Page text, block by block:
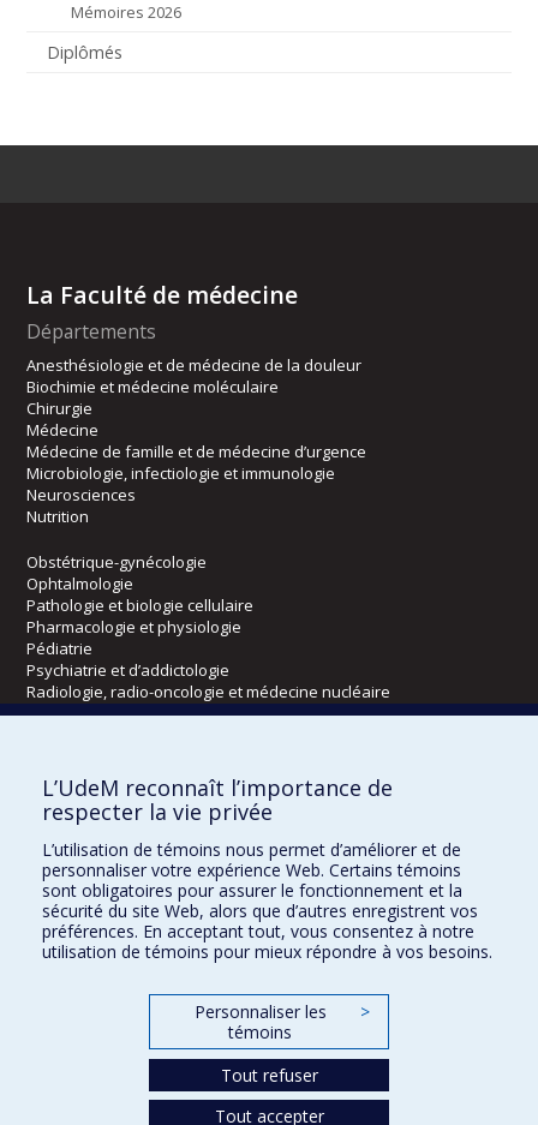
Mémoires 2026
Diplômés
La Faculté de médecine
Départements
Anesthésiologie et de médecine de la douleur
Biochimie et médecine moléculaire
Chirurgie
Médecine
Médecine de famille et de médecine d’urgence
Microbiologie, infectiologie et immunologie
Neurosciences
Nutrition
Obstétrique-gynécologie
Ophtalmologie
Pathologie et biologie cellulaire
Pharmacologie et physiologie
Pédiatrie
Psychiatrie et d’addictologie
Radiologie, radio-oncologie et médecine nucléaire
Kinésiologie et des sciences de l’activité physique
Orthophonie et audiologie
Réadaptation
Directions
DPC
CPASS
L’UdeM reconnaît l’importance de
respecter la vie privée
L’utilisation de témoins nous permet d’améliorer et de
personnaliser votre expérience Web. Certains témoins
sont obligatoires pour assurer le fonctionnement et la
sécurité du site Web, alors que d’autres enregistrent vos
préférences. En acceptant tout, vous consentez à notre
utilisation de témoins pour mieux répondre à vos besoins.
Personnaliser les
témoins
>
Tout refuser
Tout accepter